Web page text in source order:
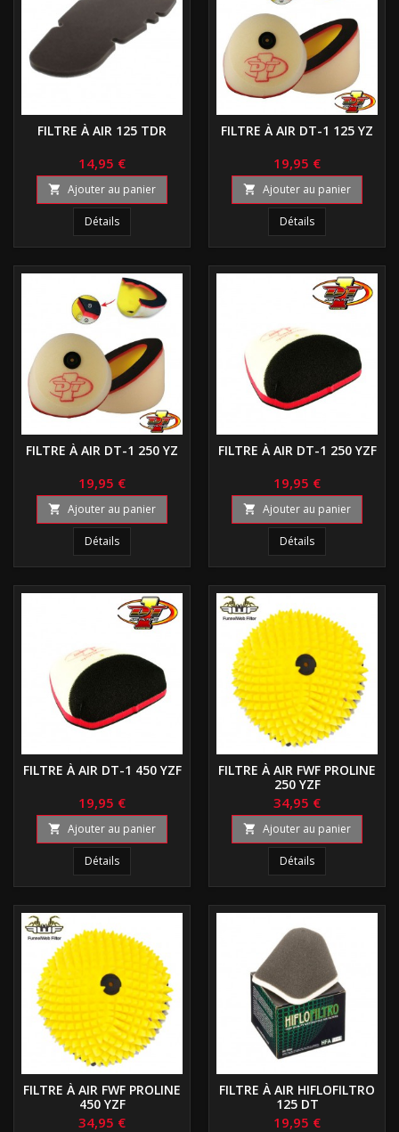
FILTRE À AIR 125 TDR
14,95 €
 Ajouter au panier
Détails
FILTRE À AIR DT-1 125 YZ
19,95 €
 Ajouter au panier
Détails
FILTRE À AIR DT-1 250 YZ
19,95 €
 Ajouter au panier
Détails
FILTRE À AIR DT-1 250 YZF
19,95 €
 Ajouter au panier
Détails
FILTRE À AIR DT-1 450 YZF
19,95 €
 Ajouter au panier
Détails
FILTRE À AIR FWF PROLINE
250 YZF
34,95 €
 Ajouter au panier
Détails
FILTRE À AIR FWF PROLINE
450 YZF
34,95 €
FILTRE À AIR HIFLOFILTRO
125 DT
19,95 €